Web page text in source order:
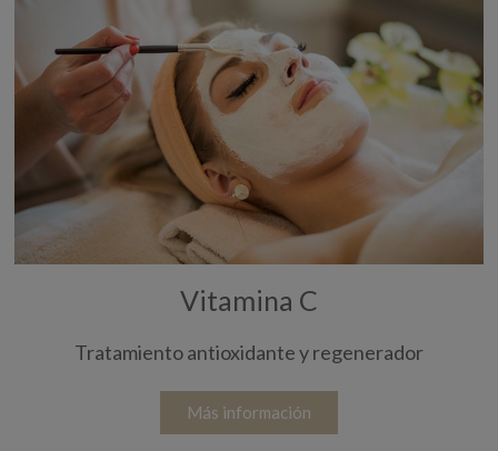
Vitamina C
Tratamiento antioxidante y regenerador
Más información